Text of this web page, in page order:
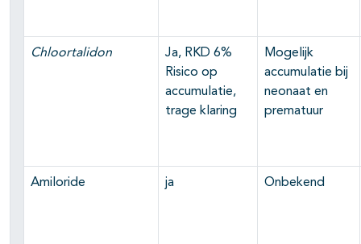
Chloortalidon
Ja, RKD 6%
Risico op
accumulatie,
trage klaring
Mogelijk
accumulatie bij
neonaat en
prematuur
Amiloride ja Onbekend